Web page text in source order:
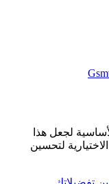
لجعل هذا
لتحسين